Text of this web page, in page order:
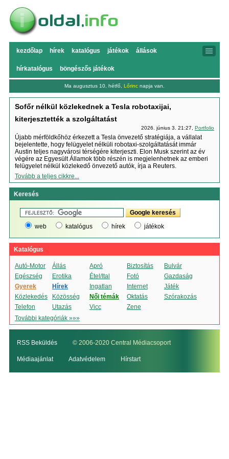
kezdőlap hírek katalógus játékok állások
hírkatalógus böngészős játékok
Ma augusztus 10, hétfő, Lőrinc napja van.
Sofőr nélkül közlekednek a Tesla robotaxijai,
kiterjesztették a szolgáltatást
2026. június 3. 21:27,Portfolio
Újabb mérföldkőhöz érkezett a Tesla önvezető stratégiája, a vállalat
bejelentette, hogy felügyelet nélküli robotaxi-szolgáltatását immár
Austin teljes nagyvárosi térségére kiterjeszti. Elon Musk szerint az év
végére az Egyesült Államok több részén is megjelenhetnek az emberi
felügyelet nélkül közlekedő önvezető autók, írja a Reuters.
Tovább a teljes cikkre...
Keresés
web katalógus hírek játékok
Katalógus
Autó-Motor Állás Apró Biztosítás
Bulvár
Egészség
Erotika Étel/Ital Fotó
Gazdaság
Gyerek
Hírek Ingatlan Internet
Játék
Közlekedés
Közösség Női témák Oktatás
Szórakozás
Telefon
Utazás Vicc
Zene
További kategóriák »»»
RSS Beküldés © 2006-2020 Central Médiacsoport
Médiaajánlat Adatvédelem Hírstart